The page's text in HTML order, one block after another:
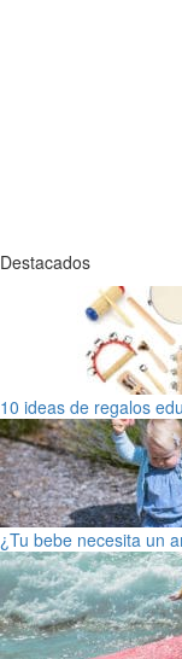
Destacados
10 ideas de regalos
¿Tu bebe necesita un